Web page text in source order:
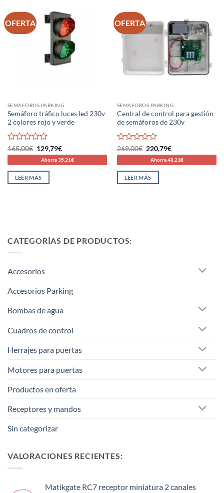
OFERTA
SEMÁFOROS PARKING
Semáforo tráfico luces led 230v
2 colores rojo y verde
Valorado
con
0
de
165,00€ El
precio
original
era:
165,00€.
129,79€El
precio
actual
es:
Ahorra 35.21€
LEER MÁS
OFERTA
SEMÁFOROS PARKING
Central de control para gestión
de semáforos de 230v
Valorado
con
0
de
269,00€ El
precio
original
era:
269,00€.
220,79€El
precio
actual
es:
Ahorra 48.21€
LEER MÁS
CATEGORÍAS DE PRODUCTOS:
Accesorios
Accesorios Parking
Bombas de agua
Cuadros de control
Herrajes para puertas
Motores para puertas
Productos en oferta
Receptores y mandos
Sin categorizar
VALORACIONES RECIENTES:
Matikgate RC7 receptor miniatura 2 canales